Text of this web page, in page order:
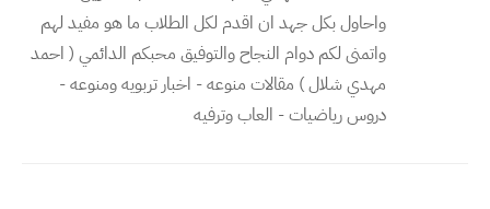
واحاول بكل جهد ان اقدم لكل الطلاب ما هو مفيد لهم
واتمنى لكم دوام النجاح والتوفيق محبكم الدائمي ( احمد
مهدي شلال ) مقالات منوعه - اخبار تربويه ومنوعه -
دروس رياضيات - العاب وترفيه